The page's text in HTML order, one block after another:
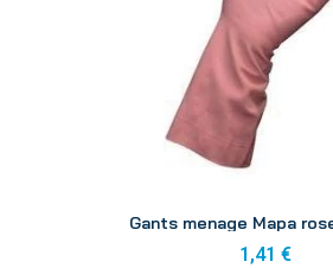
Gants menage Mapa
1,41 €